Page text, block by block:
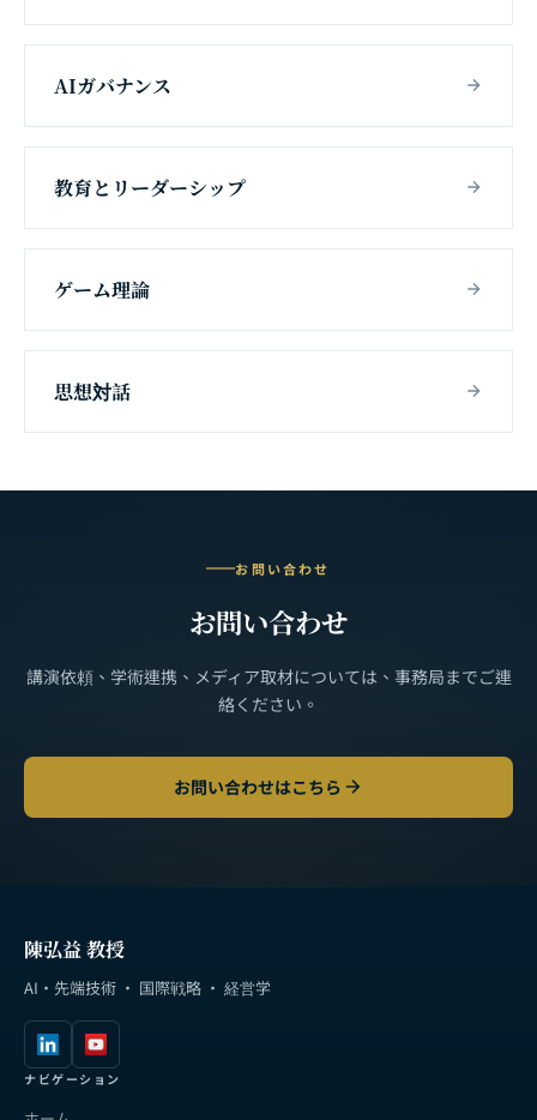
AIガバナンス
教育とリーダーシップ
ゲーム理論
思想対話
お問い合わせ
お問い合わせ
講演依頼、学術連携、メディア取材については、事務局までご連
絡ください。
お問い合わせはこちら
陳弘益 教授
AI・先端技術 · 国際戦略 · 経営学
ナビゲーション